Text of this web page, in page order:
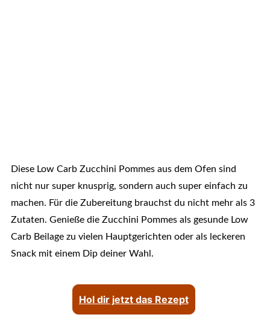
Diese Low Carb Zucchini Pommes aus dem Ofen sind
nicht nur super knusprig, sondern auch super einfach zu
machen. Für die Zubereitung brauchst du nicht mehr als 3
Zutaten. Genieße die Zucchini Pommes als gesunde Low
Carb Beilage zu vielen Hauptgerichten oder als leckeren
Snack mit einem Dip deiner Wahl.
Hol dir jetzt das Rezept